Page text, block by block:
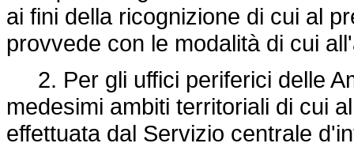
ai fini della ricognizione di cui al
provvede con le modalità di cui
2. Per gli uffici periferici delle
medesimi ambiti territoriali di cui
effettuata dal Servizio centrale